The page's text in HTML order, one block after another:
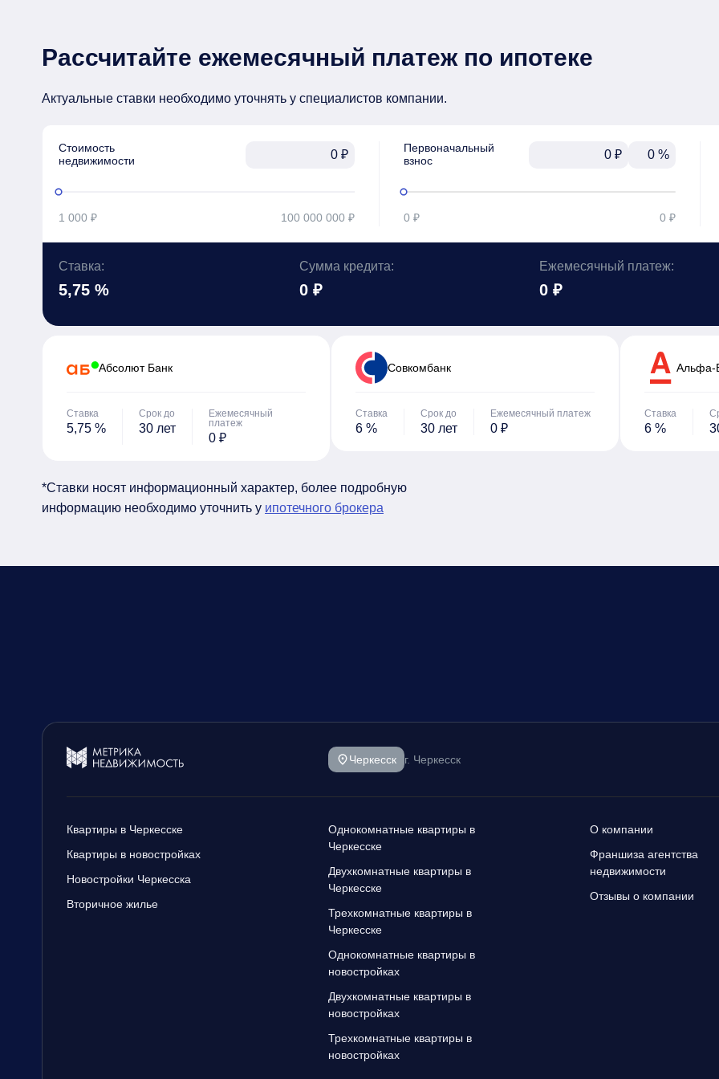
Рассчитайте ежемесячный платеж по ипотеке
Актуальные ставки необходимо уточнять у специалистов компании.
Стоимость
недвижимости
₽
1 000 ₽ 100 000 000 ₽
Первоначальный
взнос
₽ %
0 ₽ 0 ₽
Ставка:
5,75 %
Сумма кредита:
0 ₽
Ежемесячный платеж:
0 ₽
Абсолют Банк
Ставка
5,75 %
Срок до
30 лет
Ежемесячный
платеж
0 ₽
Cовкомбанк
Ставка
6 %
Срок до
30 лет
Ежемесячный платеж
0 ₽
Альфа-
Ставка
6 %
*Ставки носят информационный характер, более подробную
информацию необходимо уточнить у ипотечного брокера
Черкесск г. Черкесск
Квартиры в Черкесске
Квартиры в новостройках
Новостройки Черкесска
Вторичное жилье
Однокомнатные квартиры в
Черкесске
Двухкомнатные квартиры в
Черкесске
Трехкомнатные квартиры в
Черкесске
Однокомнатные квартиры в
новостройках
Двухкомнатные квартиры в
новостройках
Трехкомнатные квартиры в
новостройках
О компании
Франшиза агентства
недвижимости
Отзывы о компании